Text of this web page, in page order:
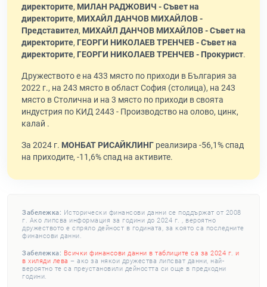
директорите, МИЛАН РАДЖОВИЧ - Съвет на
директорите, МИХАЙЛ ДАНЧОВ МИХАЙЛОВ -
Представител, МИХАЙЛ ДАНЧОВ МИХАЙЛОВ - Съвет на
директорите, ГЕОРГИ НИКОЛАЕВ ТРЕНЧЕВ - Съвет на
директорите, ГЕОРГИ НИКОЛАЕВ ТРЕНЧЕВ - Прокурист.
Дружеството е на 433 място по приходи в България за
2022 г., на 243 място в област София (столица), на 243
място в Столична и на 3 място по приходи в своята
индустрия по КИД 2443 - Производство на олово, цинк,
калай .
За 2024 г. МОНБАТ РИСАЙКЛИНГ реализира -56,1% спад
на приходите, -11,6% спад на активите.
Забележка: Исторически финансови данни се поддържат от 2008
г. Ако липсва информация за години до 2024 г. , вероятно
дружеството е спряло дейност в годината, за която са последните
финансови данни.
Забележка: Всички финансови данни в таблиците са за 2024 г. и
в хиляди лева – ако за някои дружества липсват данни, най-
вероятно те са преустановили дейността си още в предходни
години.